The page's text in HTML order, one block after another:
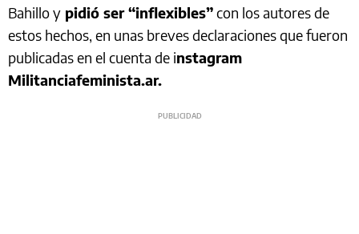
Bahillo y pidió ser “inflexibles”con los autores de
estos hechos, en unas breves declaraciones que fueron
publicadas en el cuenta de instagram
Militanciafeminista.ar.